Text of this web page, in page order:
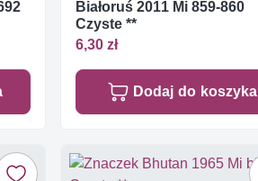
Białoruś 2011 Mi 859-860
Czyste **
6,30 zł
Dodaj do koszyka